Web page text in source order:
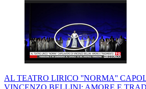
AL TEATRO LIRICO ''NORMA''